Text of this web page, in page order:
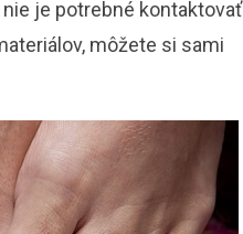
je potrebné kontaktovať
môžete si sami